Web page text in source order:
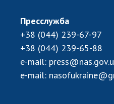
Вибори до складу НАН
Бланки документів
НОВИНИ
ЗАСІДАННЯ ПРЕЗИДІЇ
Пресслужба
+38 (044) 239-67-97
+38 (044) 239-65-88
e-mail:
e-mail: